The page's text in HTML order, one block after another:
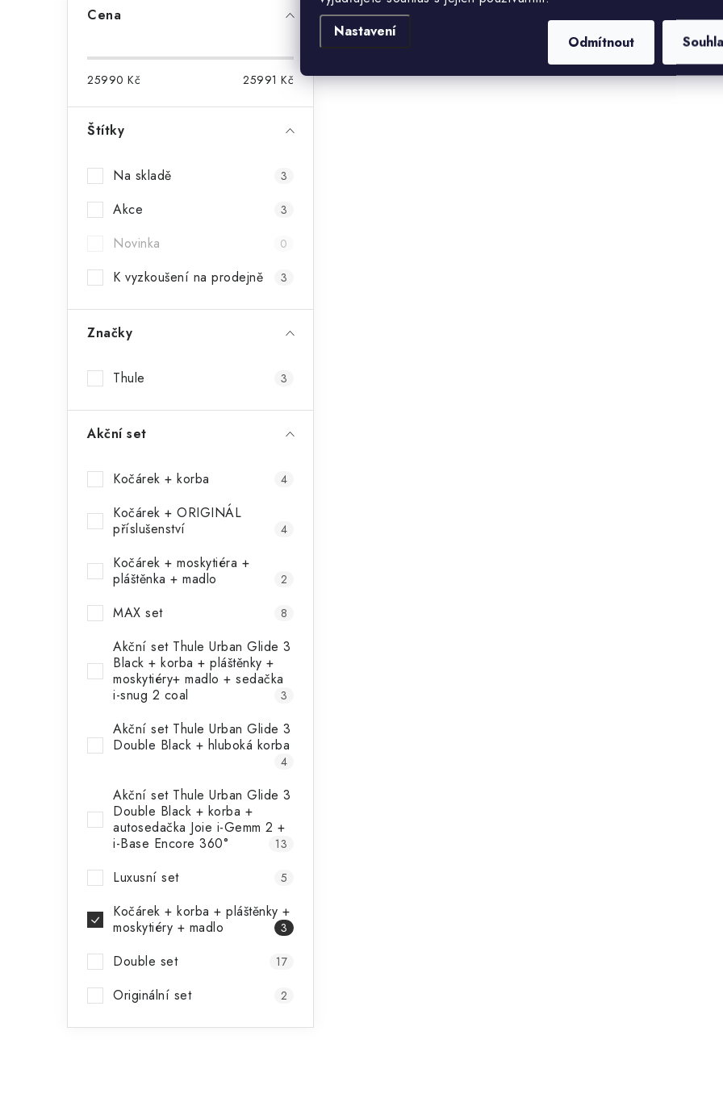
Nastavení
Odmítnout
Cena
25990 Kč 25991 Kč
Štítky
Na skladě 3
Akce 3
Novinka 0
K vyzkoušení na prodejně 3
Značky
Thule 3
Akční set
Kočárek + korba 4
Kočárek + ORIGINÁL
příslušenství
4
Kočárek + moskytiéra +
pláštěnka + madlo
2
MAX set 8
Akční set Thule Urban Glide 3
Black + korba + pláštěnky +
moskytiéry+ madlo + sedačka
i-snug 2 coal
3
Akční set Thule Urban Glide 3
Double Black + hluboká korba
4
Akční set Thule Urban Glide 3
Double Black + korba +
autosedačka Joie i-Gemm 2 +
i-Base Encore 360°
13
Luxusní set 5
Kočárek + korba + pláštěnky +
moskytiéry + madlo
3
Double set 17
Originální set 2